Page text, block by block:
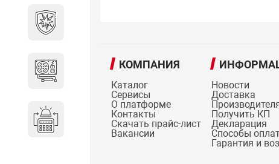
Источники питания
Системы оповещения
КОМПАНИЯ
Каталог
Сервисы
О платформе
Контакты
Скачать прайс-лист
Вакансии
Новости
Доставка
Получить КП
Декларация
Способы
Гарантия и